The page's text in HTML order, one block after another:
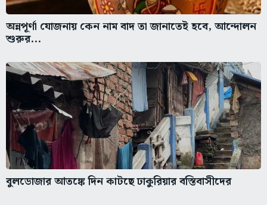
অন্নপূর্ণা যোজনায় কেন নাম বাদ তা জানাতেই হবে, আন্দোলন
শুরুর...
বুলডোজার আতঙ্কে দিন কাটছে ঢাকুরিয়ার বস্তিবাসীদের